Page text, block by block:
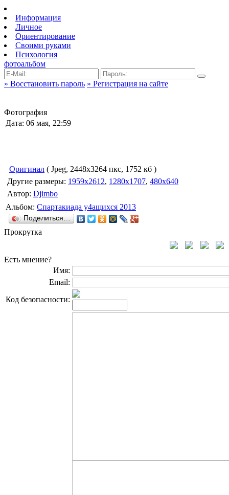
Информация
Личное
Ориентирование
Своими руками
Психология
фотоальбом
» Восстановить пароль » Регистрация на сайте
Фотография
Дата: 06 мая, 22:59
Оригинал ( Jpeg, 2448x3264 пкс, 1752 кб )
Другие размеры: 1959x2612, 1280x1707, 480x640
Автор: Djimbo
Альбом: Спартакиада у4ащихся 2013
Поделиться…
Прокрутка
Есть мнение?
Имя:
Email:
Код безопасности: